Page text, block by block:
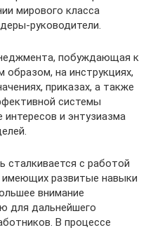
мирового класса
руководители.
побуждающая к
образом, на инструкциях,
приказах, а также
системы
интересов и энтузиазма
сталкивается с работой
имеющих развитые навыки
внимание
для дальнейшего
В процессе